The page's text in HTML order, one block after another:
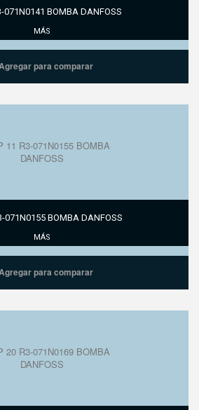
071N0141 BOMBA DANFOSS
MÁS
para comparar
071N0155 BOMBA DANFOSS
MÁS
para comparar